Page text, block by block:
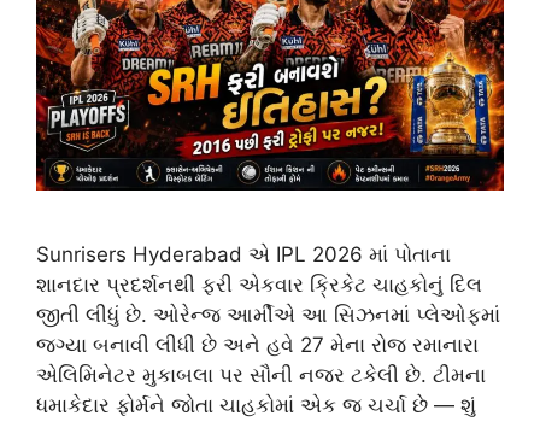
Sunrisers Hyderabad એ IPL 2026 માં પોતાના
શાનદાર પ્રદર્શનથી ફરી એકવાર ક્રિકેટ ચાહકોનું દિલ
જીતી લીધું છે. ઓરેન્જ આર્મીએ આ સિઝનમાં પ્લેઓફમાં
જગ્યા બનાવી લીધી છે અને હવે 27 મેના રોજ રમાનારા
એલિમિનેટર મુકાબલા પર સૌની નજર ટકેલી છે. ટીમના
ધમાકેદાર ફોર્મને જોતા ચાહકોમાં એક જ ચર્ચા છે — શું